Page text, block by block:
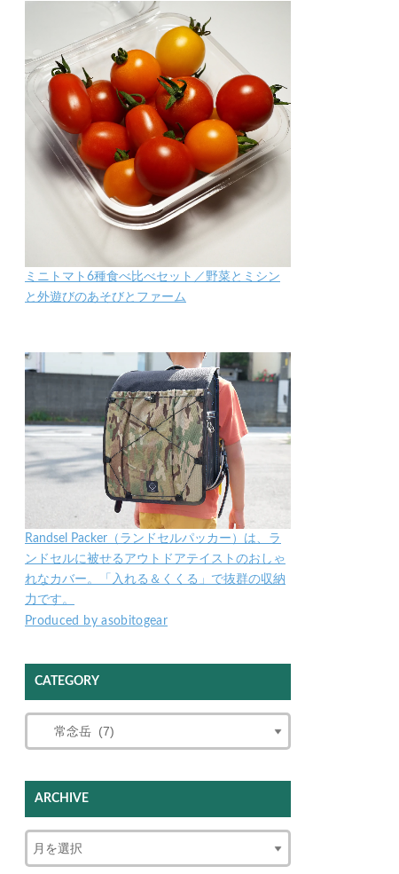
ミニトマト6種食べ比べセット／野菜とミシン
と外遊びのあそびとファーム
Randsel Packer（ランドセルパッカー）は、ラ
ンドセルに被せるアウトドアテイストのおしゃ
れなカバー。「入れる＆くくる」で抜群の収納
力です。
Produced by asobitogear
CATEGORY
ARCHIVE